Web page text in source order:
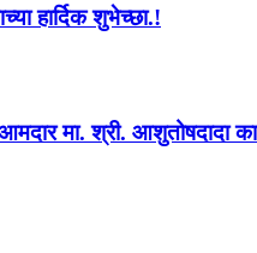
हार्दिक शुभेच्छा.!
मा. श्री. आशुतोषदादा